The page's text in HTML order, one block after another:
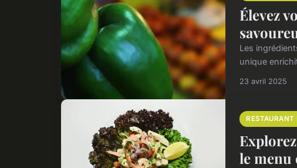
Élevez
Les
unique
23 avril 2025
RESTAURANT
le menu